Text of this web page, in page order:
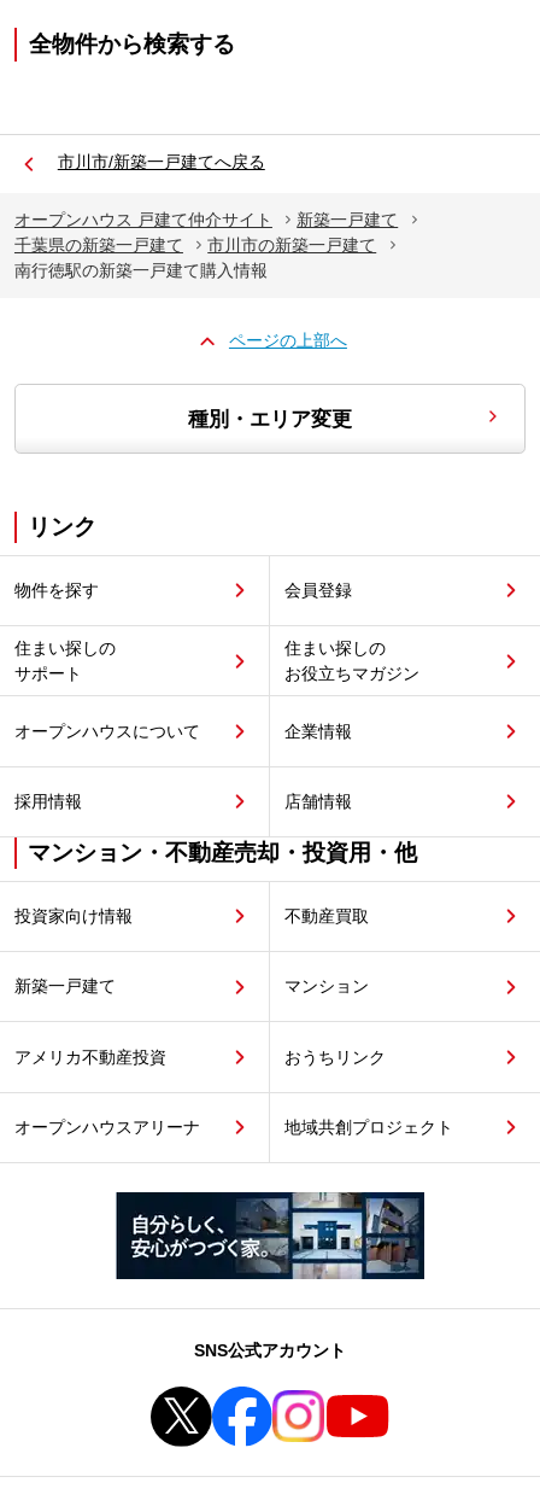
全物件から検索する
市川市/新築一戸建てへ戻る
オープンハウス 戸建て仲介サイト
新築一戸建て
千葉県の新築一戸建て
市川市の新築一戸建て
南行徳駅の新築一戸建て購入情報
ページの上部へ
種別・エリア変更
リンク
物件を探す 会員登録
住まい探しの
サポート
住まい探しの
お役立ちマガジン
オープンハウスについて 企業情報
採用情報 店舗情報
マンション・不動産売却・投資用・他
投資家向け情報 不動産買取
新築一戸建て マンション
アメリカ不動産投資 おうちリンク
オープンハウスアリーナ 地域共創プロジェクト
SNS公式アカウント